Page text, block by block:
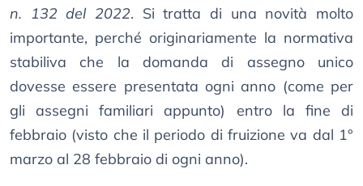
n. 132 del 2022. Si tratta di una novità molto
importante, perché originariamente la normativa
stabiliva che la domanda di assegno unico
dovesse essere presentata ogni anno (come per
gli assegni familiari appunto) entro la fine di
febbraio (visto che il periodo di fruizione va dal 1°
marzo al 28 febbraio di ogni anno).